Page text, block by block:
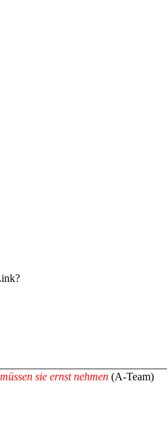
sie ernst nehmen (A-Team)